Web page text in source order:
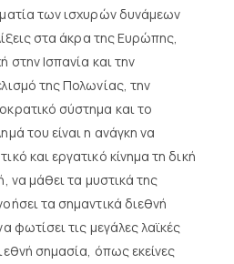
των ισχυρών δυνάμεων
στα άκρα της Ευρώπης,
στην Ισπανία και την
της Πολωνίας, την
σύστημα και το
του είναι η ανάγκη να
και εργατικό κίνημα τη δική
να μάθει τα μυστικά της
τα σημαντικά διεθνή
φωτίσει τις μεγάλες λαϊκές
σημασία, όπως εκείνες